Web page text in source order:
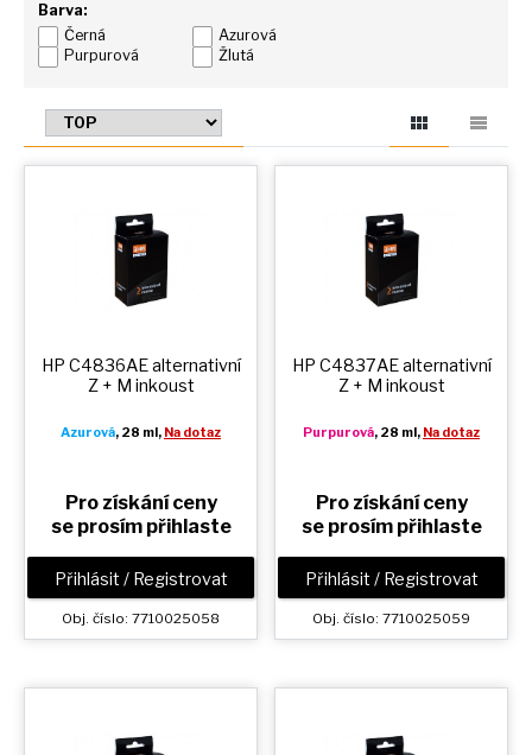
Barva:
Černá
Azurová
Purpurová
Žlutá
HP C4836AE alternativní
Z + M inkoust
Azurová, 28 ml, Na dotaz
Pro získání ceny
se prosím přihlaste
Přihlásit / Registrovat
Obj. číslo: 7710025058
HP C4837AE alternativní
Z + M inkoust
Purpurová, 28 ml, Na dotaz
Pro získání ceny
se prosím přihlaste
Přihlásit / Registrovat
Obj. číslo: 7710025059